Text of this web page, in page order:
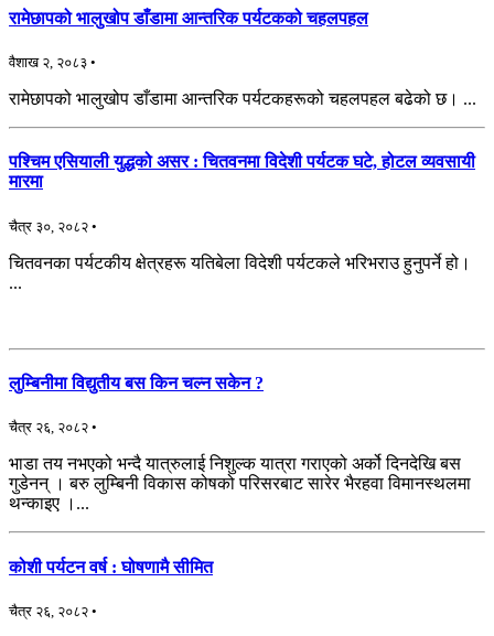
रामेछापको भालुखोप डाँडामा आन्तरिक पर्यटकको चहलपहल
वैशाख २, २०८३ •
रामेछापको भालुखोप डाँडामा आन्तरिक पर्यटकहरूको चहलपहल बढेको छ। ...
पश्चिम एसियाली युद्धको असर : चितवनमा विदेशी पर्यटक घटे, होटल व्यवसायी
मारमा
चैत्र ३०, २०८२ •
चितवनका पर्यटकीय क्षेत्रहरू यतिबेला विदेशी पर्यटकले भरिभराउ हुनुपर्ने हो।
...
लुम्बिनीमा विद्युतीय बस किन चल्न सकेन ?
चैत्र २६, २०८२ •
भाडा तय नभएको भन्दै यात्रुलाई निशुल्क यात्रा गराएको अर्को दिनदेखि बस
गुडेनन् । बरु लुम्बिनी विकास कोषको परिसरबाट सारेर भैरहवा विमानस्थलमा
थन्काइए ।...
कोशी पर्यटन वर्ष : घोषणामै सीमित
चैत्र २६, २०८२ •